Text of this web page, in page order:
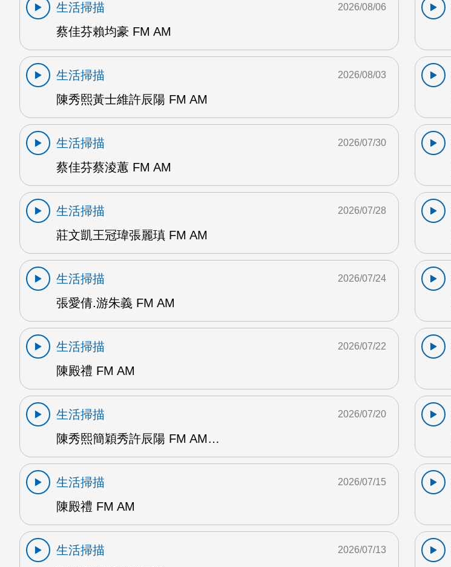
生活掃描
蔡佳芬賴均豪 FM AM
2026/08/06
生活掃描
陳秀熙黃士維許辰陽 FM AM
2026/08/03
生活掃描
蔡佳芬蔡淩蕙 FM AM
2026/07/30
生活掃描
莊文凱王冠瑋張麗瑱 FM AM
2026/07/28
生活掃描
張愛倩.游朱義 FM AM
2026/07/24
生活掃描
陳殿禮 FM AM
2026/07/22
生活掃描
陳秀熙簡穎秀許辰陽 FM AM…
2026/07/20
生活掃描
陳殿禮 FM AM
2026/07/15
生活掃描
2026/07/13